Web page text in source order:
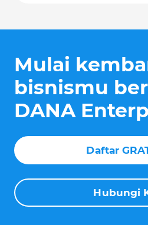
Mulai
bisnismu
DANA
Daftar
Hubungi